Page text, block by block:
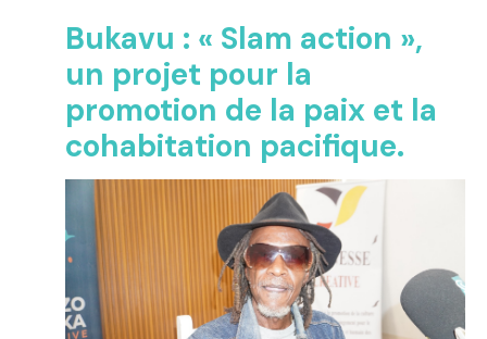
Bukavu : « Slam action »,
un projet pour la
promotion de la paix et la
cohabitation pacifique.